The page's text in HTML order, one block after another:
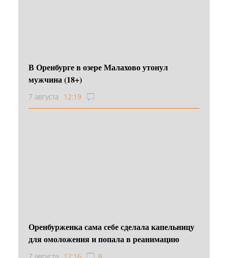
В Оренбурге в озере Малахово утонул
мужчина (18+)
7 августа 12:19
Оренбурженка сама себе сделала капельницу
для омоложения и попала в реанимацию